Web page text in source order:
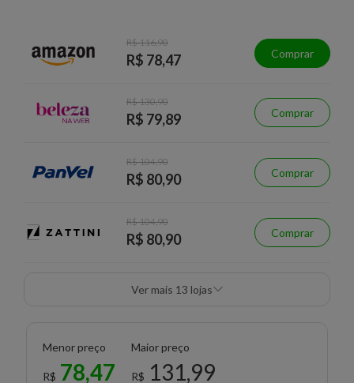
R$ 116,90
R$ 78,47 Comprar
R$ 130,90
R$ 79,89 Comprar
R$ 104,90
R$ 80,90 Comprar
R$ 104,90
R$ 80,90 Comprar
Ver mais 13 lojas
Menor preço
R$ 78,47
Maior preço
R$ 131,99